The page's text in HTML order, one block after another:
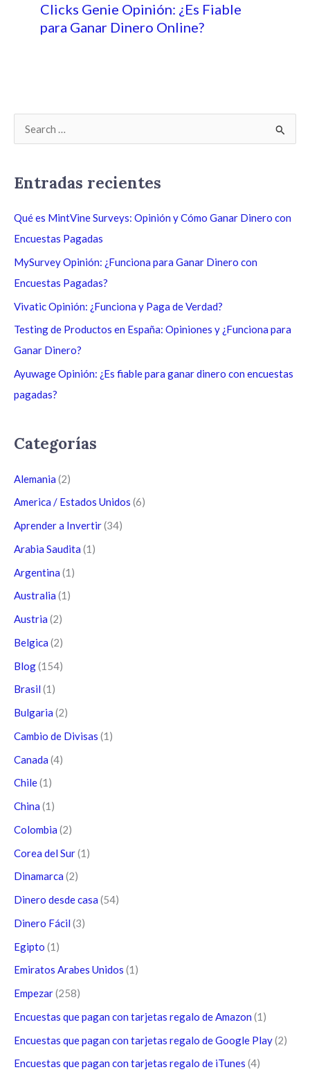
Clicks Genie Opinión: ¿Es Fiable
para Ganar Dinero Online?
a
r
p
o
Entradas recientes
Qué es MintVine Surveys: Opinión y Cómo Ganar Dinero con
Encuestas Pagadas
MySurvey Opinión: ¿Funciona para Ganar Dinero con
Encuestas Pagadas?
Vivatic Opinión: ¿Funciona y Paga de Verdad?
Testing de Productos en España: Opiniones y ¿Funciona para
Ganar Dinero?
Ayuwage Opinión: ¿Es fiable para ganar dinero con encuestas
pagadas?
Categorías
Alemania (2)
America / Estados Unidos (6)
Aprender a Invertir(34)
Arabia Saudita (1)
Argentina (1)
Australia (1)
Austria (2)
Belgica (2)
Blog(154)
Brasil (1)
Bulgaria (2)
Cambio de Divisas (1)
Canada (4)
Chile(1)
China (1)
Colombia (2)
Corea del Sur(1)
Dinamarca (2)
Dinero desde casa (54)
Dinero Fácil (3)
Egipto (1)
Emiratos Arabes Unidos (1)
Empezar(258)
Encuestas que pagan con tarjetas regalo de Amazon (1)
Encuestas que pagan con tarjetas regalo de Google Play(2)
Encuestas que pagan con tarjetas regalo de iTunes (4)